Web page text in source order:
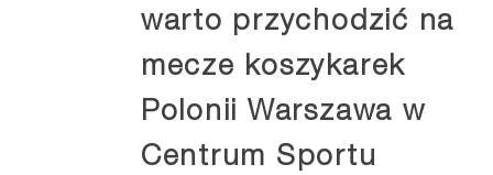
warto przychodzić na
mecze koszykarek
Polonii Warszawa w
Centrum Sportu